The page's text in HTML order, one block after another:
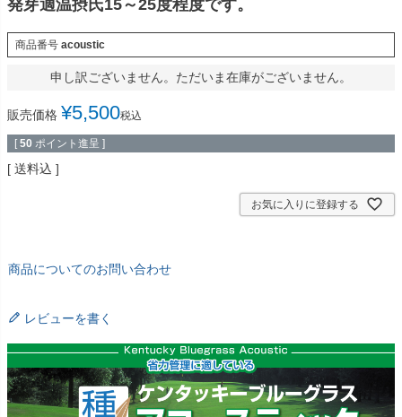
発芽適温摂氏15～25度程度です。
商品番号 acoustic
申し訳ございません。ただいま在庫がございません。
販売価格 ¥5,500税込
[ 50 ポイント進呈 ]
送料込
お気に入りに登録する
商品についてのお問い合わせ
レビューを書く